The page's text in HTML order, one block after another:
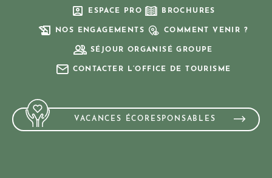
ESPACE PRO BROCHURES
NOS ENGAGEMENTS COMMENT VENIR ?
SÉJOUR ORGANISÉ GROUPE
CONTACTER L’OFFICE DE TOURISME
VACANCES ÉCORESPONSABLES